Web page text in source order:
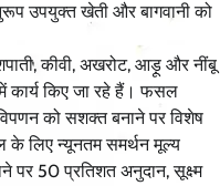
उपयुक्त खेती और बागवानी को
कीवी, अखरोट, आड़ू और नींबू
कार्य किए जा रहे हैं। फसल
को सशक्त बनाने पर विशेष
के लिए न्यूनतम समर्थन मूल्य
पर 50 प्रतिशत अनुदान, सूक्ष्म